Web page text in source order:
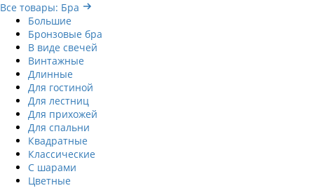
Все товары: Бра
Большие
Бронзовые бра
В виде свечей
Винтажные
Длинные
Для гостиной
Для лестниц
Для прихожей
Для спальни
Квадратные
Классические
С шарами
Цветные